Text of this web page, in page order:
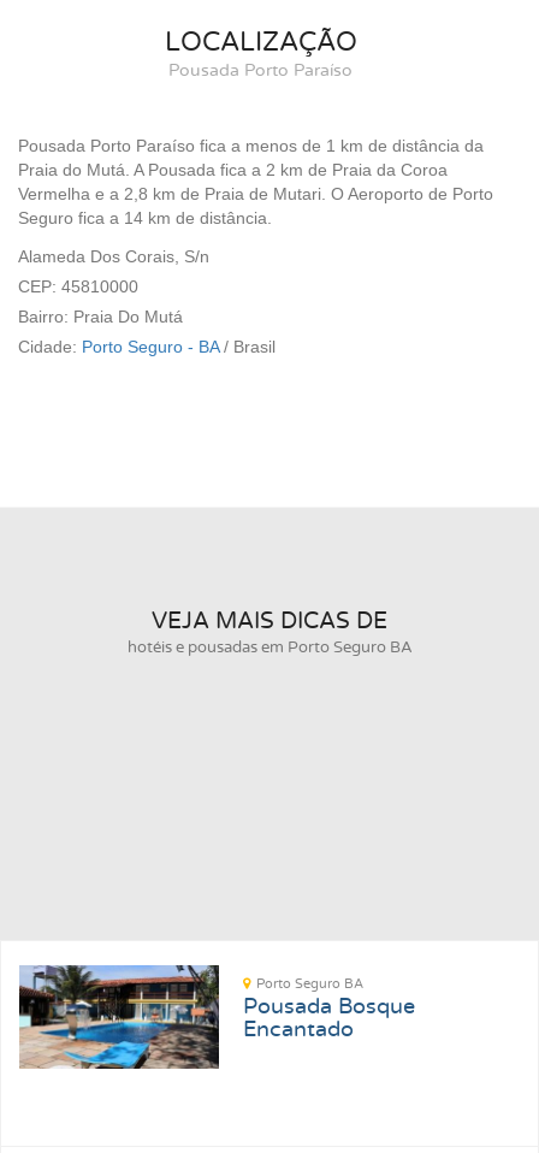
LOCALIZAÇÃO
Pousada Porto Paraíso
Pousada Porto Paraíso fica a menos de 1 km de distância da
Praia do Mutá. A Pousada fica a 2 km de Praia da Coroa
Vermelha e a 2,8 km de Praia de Mutari. O Aeroporto de Porto
Seguro fica a 14 km de distância.
Alameda Dos Corais, S/n
CEP: 45810000
Bairro: Praia Do Mutá
Cidade: Porto Seguro - BA/ Brasil
VEJA MAIS DICAS DE
hotéis e pousadas em Porto Seguro BA
Porto Seguro BA
Pousada Bosque
Encantado